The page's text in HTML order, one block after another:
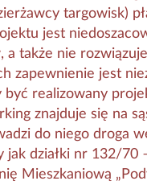
targowisk)
jest
także nie
zapewnienie jest
być realizowany
znajduje się na
do niego droga
działki nr 132/70
Mieszkaniową